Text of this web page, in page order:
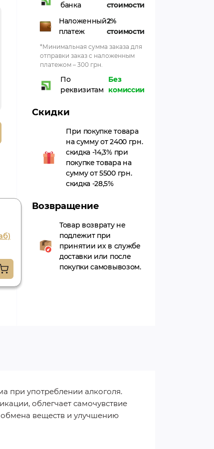
Liv -52 ds(60tab)
himalaya, лив 52
ds
323.10грн.
банка
стоимости
Наложенный
платеж
2%
стоимости
*Минимальная сумма заказа для
отправки заказ с наложенным
платежом – 300 грн.
По
реквизитам
Без
комиссии
Скидки
При покупке товара
на сумму от 2400 грн.
скидка -14,3% при
покупке товара на
сумму от 5500 грн.
скидка -28,5%
Возвращение
Товар возврату не
подлежит при
принятии их в службе
доставки или после
покупки самовывозом.
при употреблении алкоголя.
облегчает самочувствие
веществ и улучшению